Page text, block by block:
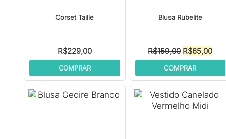
Corset Taille
R$229,00
COMPRAR
Blusa Rubelite
R$159,00 O
preço
original
era:
R$159,00.
R$65,00O
é:
COMPRAR